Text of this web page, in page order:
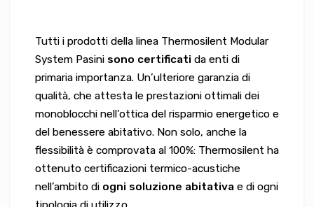
Tutti i prodotti della linea Thermosilent Modular
System Pasini sono certificati da enti di
primaria importanza. Un’ulteriore garanzia di
qualità, che attesta le prestazioni ottimali dei
monoblocchi nell’ottica del risparmio energetico e
del benessere abitativo. Non solo, anche la
flessibilità è comprovata al 100%: Thermosilent ha
ottenuto certificazioni termico-acustiche
nell’ambito di ogni soluzione abitativa e di ogni